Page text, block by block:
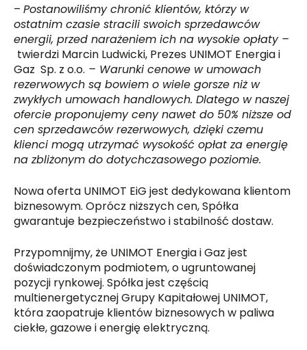
–Postanowiliśmy chronić klientów, którzy w
ostatnim czasie stracili swoich sprzedawców
energii, przed narażeniem ich na wysokie opłaty –
twierdzi Marcin Ludwicki, Prezes UNIMOT Energia i
Gaz Sp. z o.o. – Warunki cenowe w umowach
rezerwowych są bowiem o wiele gorsze niż w
zwykłych umowach handlowych. Dlatego w naszej
ofercie proponujemy ceny nawet do 50% niższe od
cen sprzedawców rezerwowych, dzięki czemu
klienci mogą utrzymać wysokość opłat za energię
na zbliżonym do dotychczasowego poziomie.
Nowa oferta UNIMOT EiG jest dedykowana klientom
biznesowym. Oprócz niższych cen, Spółka
gwarantuje bezpieczeństwo i stabilność dostaw.
Przypomnijmy, że UNIMOT Energia i Gaz jest
doświadczonym podmiotem, o ugruntowanej
pozycji rynkowej. Spółka jest częścią
multienergetycznej Grupy Kapitałowej UNIMOT,
która zaopatruje klientów biznesowych w paliwa
ciekłe, gazowe i energię elektryczną.